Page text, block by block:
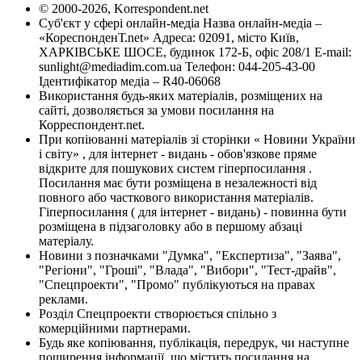
© 2000-2026, Korrespondent.net
Суб'єкт у сфері онлайн-медіа Назва онлайн-медіа –
«КореспонденТ.net» Адреса: 02091, місто Київ,
ХАРКІВСЬКЕ ШОСЕ, будинок 172-Б, офіс 208/1 E-mail:
sunlight@mediadim.com.ua Телефон: 044-205-43-00
Ідентифікатор медіа – R40-06068
Використання будь-яких матеріалів, розміщених на
сайті, дозволяється за умови посилання на
Корреспондент.net.
При копіюванні матеріалів зі сторінки « Новини України
і світу» , для інтернет - видань - обов'язкове пряме
відкрите для пошукових систем гіперпосилання .
Посилання має бути розміщена в незалежності від
повного або часткового використання матеріалів.
Гіперпосилання ( для інтернет - видань) - повинна бути
розміщена в підзаголовку або в першому абзаці
матеріалу.
Новини з позначками "Думка", "Експертиза", "Заява",
"Регіони", "Гроші", "Влада", "Вибори", "Тест-драйв",
"Спецпроекти", "Промо" публікуються на правах
реклами.
Розділ Спецпроекти створюється спільно з
комерційними партнерами.
Будь яке копіювання, публікація, передрук, чи наступне
поширення інформації, що містить посилання на